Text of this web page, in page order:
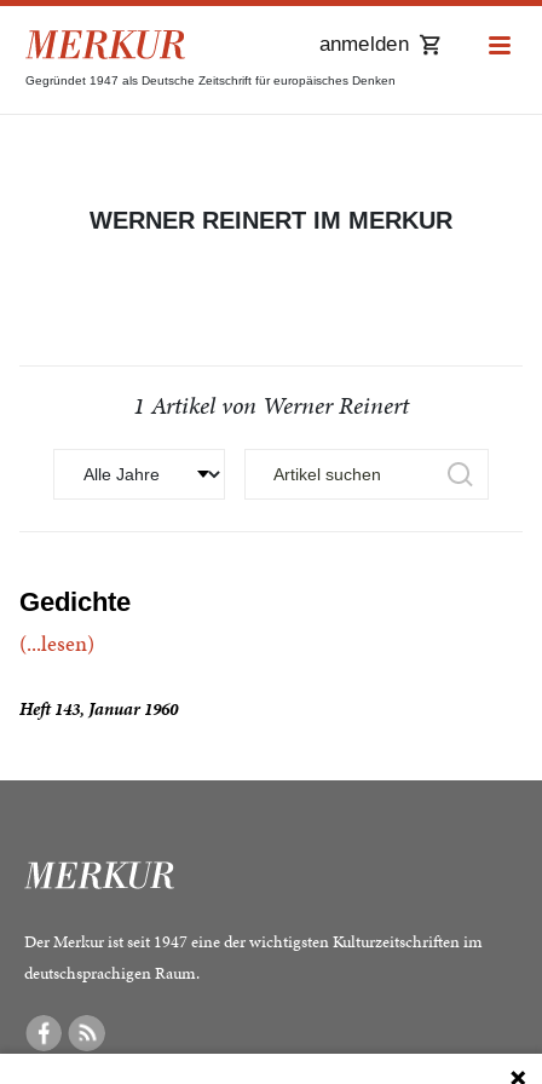
Gegründet 1947 als Deutsche Zeitschrift für europäisches Denken
anmelden
WERNER REINERT IM MERKUR
1 Artikel von Werner Reinert
Gedichte
(...lesen)
Heft 143, Januar 1960
Der Merkur ist seit 1947 eine der wichtigsten Kulturzeitschriften im
deutschsprachigen Raum.